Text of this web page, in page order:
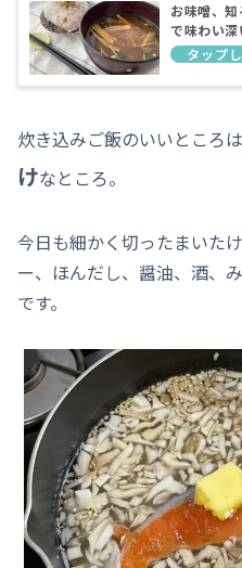
お味噌、
で味わい
炊き込みご飯のいいところ
けなところ。
今日も細かく切ったまいた
ー、ほんだし、醤油、酒、
です。